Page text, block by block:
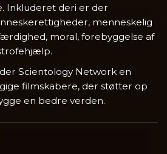
Inkluderet deri er der
menneskelig
moral, forebyggelse af
Scientology Network en
filmskabere, der støtter op
en bedre verden.